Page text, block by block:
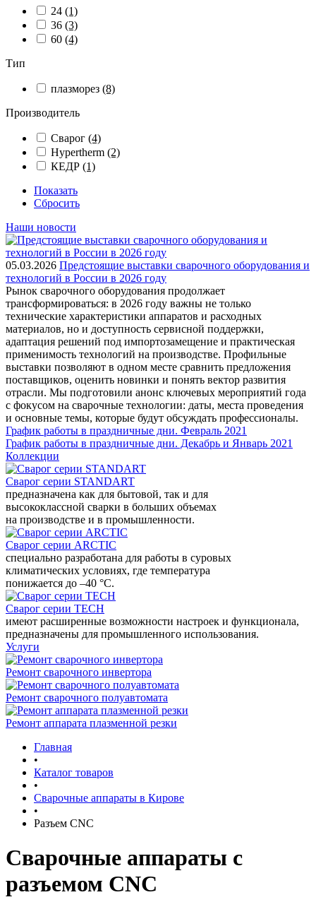
24 (1)
36 (3)
60 (4)
Тип
плазморез (8)
Производитель
Сварог (4)
Hypertherm (2)
КЕДР (1)
Показать
Сбросить
Наши новости
05.03.2026 Предстоящие выставки сварочного оборудования и
технологий в России в 2026 году
Рынок сварочного оборудования продолжает
трансформироваться: в 2026 году важны не только
технические характеристики аппаратов и расходных
материалов, но и доступность сервисной поддержки,
адаптация решений под импортозамещение и практическая
применимость технологий на производстве. Профильные
выставки позволяют в одном месте сравнить предложения
поставщиков, оценить новинки и понять вектор развития
отрасли. Мы подготовили анонс ключевых мероприятий года
с фокусом на сварочные технологии: даты, места проведения
и основные темы, которые будут обсуждать профессионалы.
График работы в праздничные дни. Февраль 2021
График работы в праздничные дни. Декабрь и Январь 2021
Коллекции
Сварог серии STANDART
предназначена как для бытовой, так и для
высококлассной сварки в больших объемах
на производстве и в промышленности.
Сварог серии ARCTIC
специально разработана для работы в суровых
климатических условиях, где температура
понижается до –40 °С.
Сварог серии TECH
имеют расширенные возможности настроек и функционала,
предназначены для промышленного использования.
Услуги
Ремонт сварочного инвертора
Ремонт сварочного полуавтомата
Ремонт аппарата плазменной резки
Главная
•
Каталог товаров
•
Сварочные аппараты в Кирове
•
Разъем CNC
Сварочные аппараты с
разъемом CNC